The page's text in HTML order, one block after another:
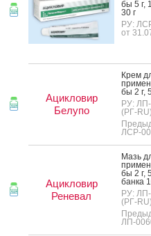
бы 5 г,
30 г
РУ:
от
Ацикловир
Белупо
Крем
бы 2 г,
РУ:
(РГ-
ЛСР-
Ацикловир
Реневал
Мазь
бы 2 г,
бан­ка
РУ:
(РГ-
ЛП-